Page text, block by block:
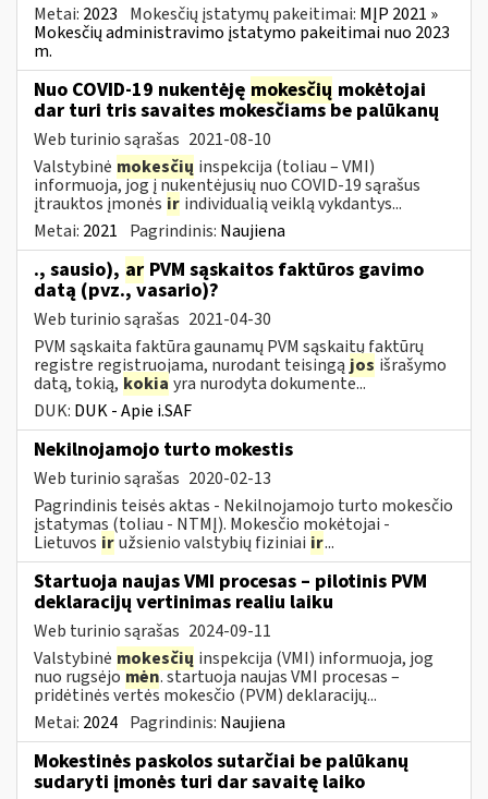
Metai: 2023 Mokesčių įstatymų pakeitimai: MĮP 2021 »
Mokesčių administravimo įstatymo pakeitimai nuo 2023
m.
Nuo COVID-19 nukentėję mokesčių mokėtojai
dar turi tris savaites mokesčiams be palūkanų
Web turinio sąrašas 2021-08-10
Valstybinė mokesčių inspekcija (toliau – VMI)
informuoja, jog į nukentėjusių nuo COVID-19 sąrašus
įtrauktos įmonės ir individualią veiklą vykdantys...
Metai: 2021 Pagrindinis: Naujiena
., sausio), ar PVM sąskaitos faktūros gavimo
datą (pvz., vasario)?
Web turinio sąrašas 2021-04-30
PVM sąskaita faktūra gaunamų PVM sąskaitų faktūrų
registre registruojama, nurodant teisingą jos išrašymo
datą, tokią, kokia yra nurodyta dokumente...
DUK: DUK - Apie i.SAF
Nekilnojamojo turto mokestis
Web turinio sąrašas 2020-02-13
Pagrindinis teisės aktas - Nekilnojamojo turto mokesčio
įstatymas (toliau - NTMĮ). Mokesčio mokėtojai -
Lietuvos iružsienio valstybių fiziniai ir...
Startuoja naujas VMI procesas – pilotinis PVM
deklaracijų vertinimas realiu laiku
Web turinio sąrašas 2024-09-11
Valstybinė mokesčių inspekcija (VMI) informuoja, jog
nuo rugsėjomėn. startuoja naujas VMI procesas –
pridėtinės vertės mokesčio (PVM) deklaracijų...
Metai: 2024 Pagrindinis: Naujiena
Mokestinės paskolos sutarčiai be palūkanų
sudaryti įmonės turi dar savaitę laiko